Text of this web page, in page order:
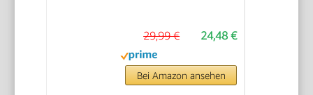
24,48 €
29,99 €
Bei Amazon ansehen